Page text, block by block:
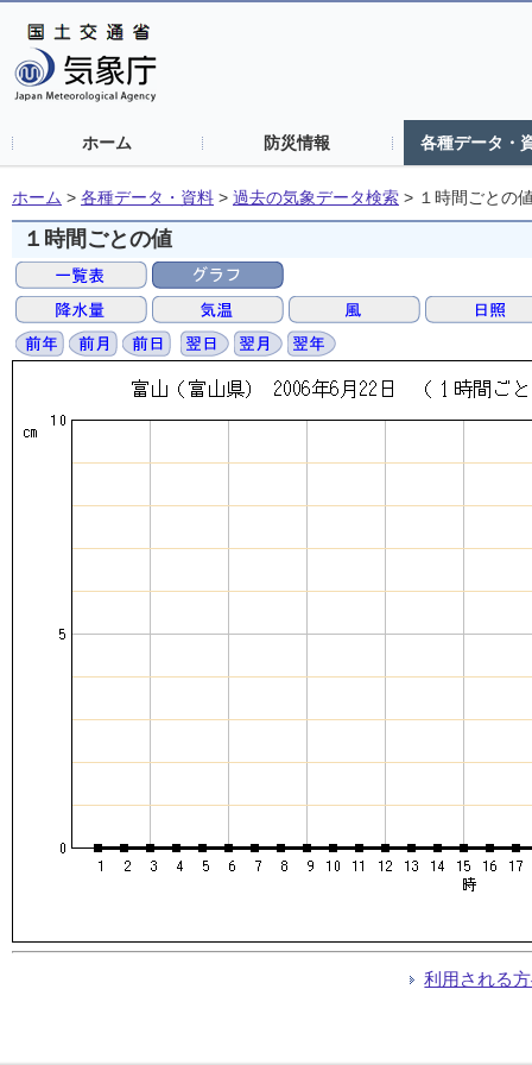
ホーム 防災情報 各種データ・
ホーム > 各種データ・資料 > 過去の気象データ検索 > １時間ごとの
１時間ごとの値
利用される